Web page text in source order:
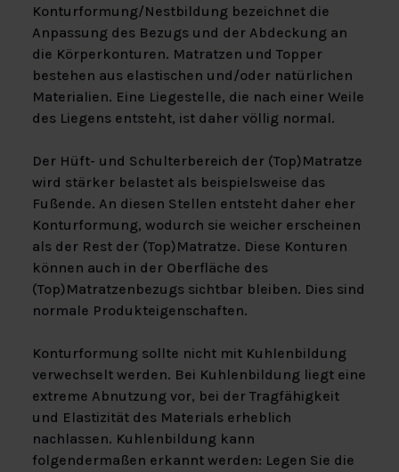
Konturformung/Nestbildung bezeichnet die
Anpassung des Bezugs und der Abdeckung an
die Körperkonturen. Matratzen und Topper
bestehen aus elastischen und/oder natürlichen
Materialien. Eine Liegestelle, die nach einer Weile
des Liegens entsteht, ist daher völlig normal.
Der Hüft- und Schulterbereich der (Top)Matratze
wird stärker belastet als beispielsweise das
Fußende. An diesen Stellen entsteht daher eher
Konturformung, wodurch sie weicher erscheinen
als der Rest der (Top)Matratze. Diese Konturen
können auch in der Oberfläche des
(Top)Matratzenbezugs sichtbar bleiben. Dies sind
normale Produkteigenschaften.
Konturformung sollte nicht mit Kuhlenbildung
verwechselt werden. Bei Kuhlenbildung liegt eine
extreme Abnutzung vor, bei der Tragfähigkeit
und Elastizität des Materials erheblich
nachlassen. Kuhlenbildung kann
folgendermaßen erkannt werden: Legen Sie die